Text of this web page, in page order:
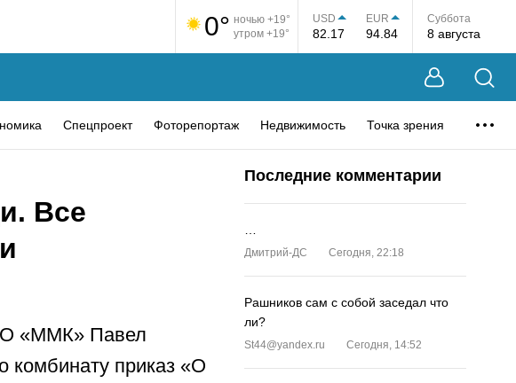
0° ночью +19°
утром +19°
USD
82.17
EUR
94.84
Суббота
8 августа
Спецпроект Фоторепортаж Недвижимость Точка зрения
Все
«ММК» Павел
приказ «О
Последние комментарии
Дмитрий-ДС Сегодня, 22:18
Рашников сам с собой заседал что
ли?
St44@yandex.ru Сегодня, 14:52